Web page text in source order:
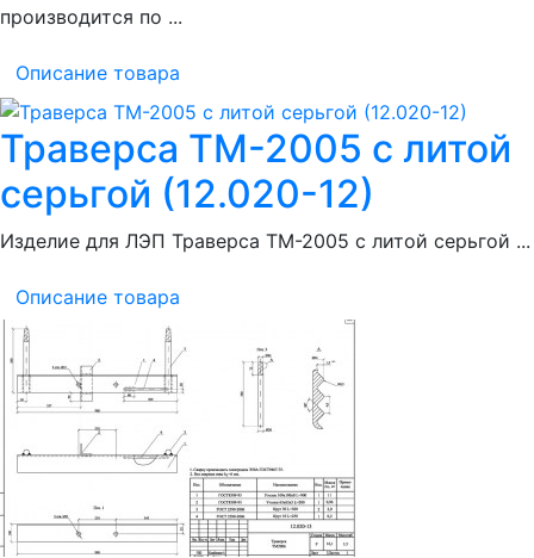
производится по ...
Описание товара
Траверса ТМ-2005 с литой
серьгой (12.020-12)
Изделие для ЛЭП Траверса ТМ-2005 с литой серьгой ...
Описание товара